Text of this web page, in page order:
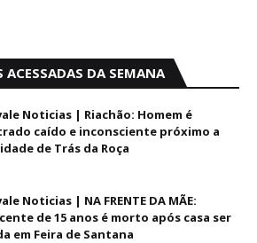
ACESSADAS DA SEMANA
Noticias | Riachão: Homem é
caído e inconsciente próximo a
de Trás da Roça
Noticias | NA FRENTE DA MÃE:
de 15 anos é morto após casa ser
em Feira de Santana